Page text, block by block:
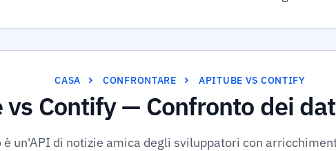
CASA CONFRONTARE APITUBE VS CONTIFY
vs Contify — Confronto dei
è un'API di notizie amica degli sviluppatori con